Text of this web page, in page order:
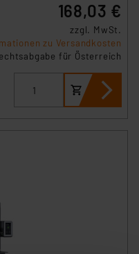
168,03 €
zzgl. MwSt.
zu Versandkosten
für Österreich